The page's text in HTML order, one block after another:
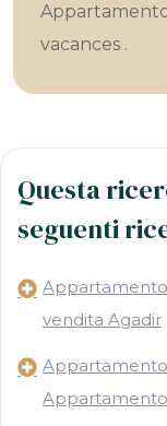
vacances .
Questa
seguenti
vendita Agadir